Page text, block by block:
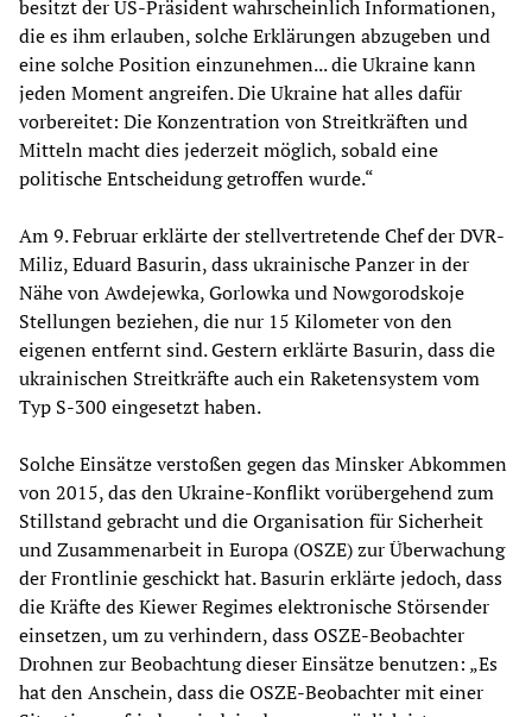
besitzt der US-Präsident wahrscheinlich Informationen,
die es ihm erlauben, solche Erklärungen abzugeben und
eine solche Position einzunehmen... die Ukraine kann
jeden Moment angreifen. Die Ukraine hat alles dafür
vorbereitet: Die Konzentration von Streitkräften und
Mitteln macht dies jederzeit möglich, sobald eine
politische Entscheidung getroffen wurde.“
Am 9. Februar erklärte der stellvertretende Chef der DVR-
Miliz, Eduard Basurin, dass ukrainische Panzer in der
Nähe von Awdejewka, Gorlowka und Nowgorodskoje
Stellungen beziehen, die nur 15 Kilometer von den
eigenen entfernt sind. Gestern erklärte Basurin, dass die
ukrainischen Streitkräfte auch ein Raketensystem vom
Typ S-300 eingesetzt haben.
Solche Einsätze verstoßen gegen das Minsker Abkommen
von 2015, das den Ukraine-Konflikt vorübergehend zum
Stillstand gebracht und die Organisation für Sicherheit
und Zusammenarbeit in Europa (OSZE) zur Überwachung
der Frontlinie geschickt hat. Basurin erklärte jedoch, dass
die Kräfte des Kiewer Regimes elektronische Störsender
einsetzen, um zu verhindern, dass OSZE-Beobachter
Drohnen zur Beobachtung dieser Einsätze benutzen: „Es
hat den Anschein, dass die OSZE-Beobachter mit einer